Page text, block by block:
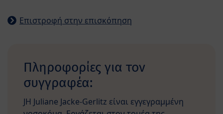
Επιστροφή στην επισκόπηση
Πληροφορίες για τον
συγγραφέα:
JΗ Juliane Jacke-Gerlitz είναι εγγεγραμμένη